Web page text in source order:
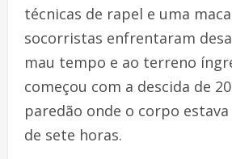
técnicas de rapel e uma
socorristas enfrentaram
mau tempo e ao terreno
começou com a descida de
paredão onde o corpo
de sete horas.